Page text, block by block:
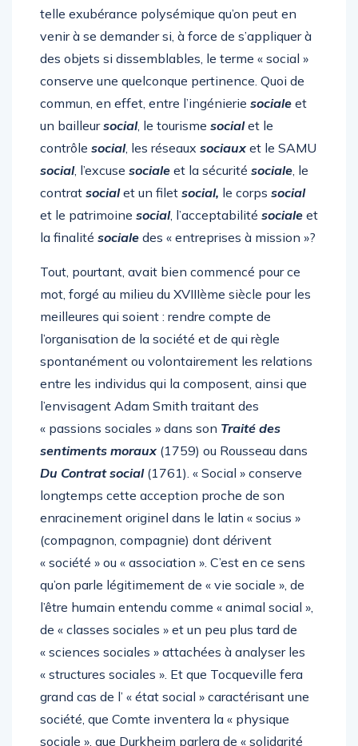
telle exubérance polysémique qu’on peut en
venir à se demander si, à force de s’appliquer à
des objets si dissemblables, le terme « social »
conserve une quelconque pertinence. Quoi de
commun, en effet, entre l’ingénierie sociale et
un bailleursocial, le tourisme socialet le
contrôle social, les réseaux sociaux et le SAMU
social, l’excuse sociale et la sécurité sociale, le
contrat socialet un filet social, le corps social
et le patrimoine social, l’acceptabilité sociale et
la finalité sociale des « entreprises à mission »?
Tout, pourtant, avait bien commencé pour ce
mot, forgé au milieu du XVIIIème siècle pour les
meilleures qui soient : rendre compte de
l’organisation de la société et de qui règle
spontanément ou volontairement les relations
entre les individus qui la composent, ainsi que
l’envisagent Adam Smith traitant des
« passions sociales » dans son Traité des
sentiments moraux (1759) ou Rousseau dans
Du Contrat social(1761). « Social » conserve
longtemps cette acception proche de son
enracinement originel dans le latin « socius »
(compagnon, compagnie) dont dérivent
« société » ou « association ». C’est en ce sens
qu’on parle légitimement de « vie sociale », de
l’être humain entendu comme « animal social »,
de « classes sociales » et un peu plus tard de
« sciences sociales » attachées à analyser les
« structures sociales ». Et que Tocqueville fera
grand cas de l’ « état social » caractérisant une
société, que Comte inventera la « physique
sociale », que Durkheim parlera de « solidarité